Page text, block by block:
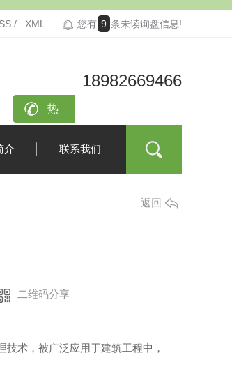
您有 9 条未读询盘信息!
/ XML
热
18982669466
四川cfg桩施工
介 联系我们
返回
二维码分享
术，被广泛应用于建筑工程中，